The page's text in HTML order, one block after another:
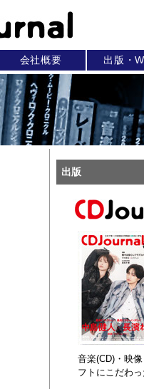
会社概要 出版・
出版
音楽(CD)・映
フトにこだわ